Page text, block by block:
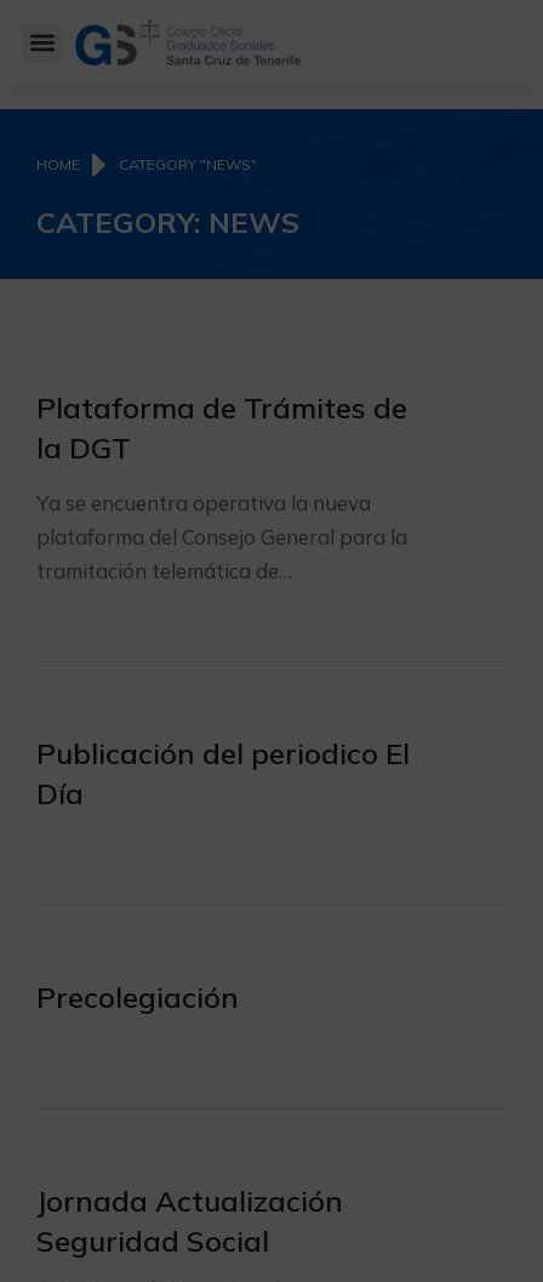
You are here:
HOME CATEGORY "NEWS"
CATEGORY: NEWS
Plataforma de Trámites de
la DGT
Ya se encuentra operativa la nueva
plataforma del Consejo General para la
tramitación telemática de…
Publicación del periodico El
Día
Precolegiación
Jornada Actualización
Seguridad Social